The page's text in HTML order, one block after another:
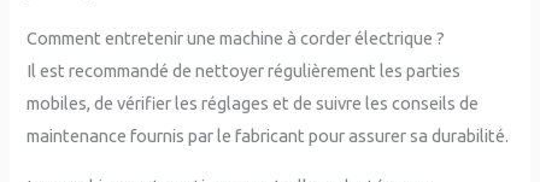
Comment entretenir une machine à corder électrique ?
Il est recommandé de nettoyer régulièrement les parties
mobiles, de vérifier les réglages et de suivre les conseils de
maintenance fournis par le fabricant pour assurer sa durabilité.